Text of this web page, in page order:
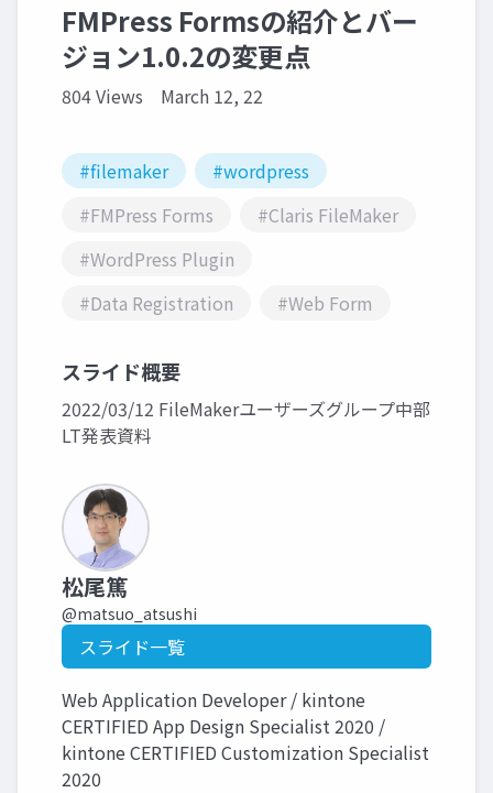
FMPress Formsの紹介とバー
ジョン1.0.2の変更点
804 Views March 12, 22
#filemaker
#wordpress
#FMPress Forms
#Claris FileMaker
#WordPress Plugin
#Data Registration
#Web Form
スライド概要
2022/03/12 FileMakerユーザーズグループ中部
LT発表資料
松尾篤
@matsuo_atsushi
スライド一覧
Web Application Developer / kintone
CERTIFIED App Design Specialist 2020 /
kintone CERTIFIED Customization Specialist
2020